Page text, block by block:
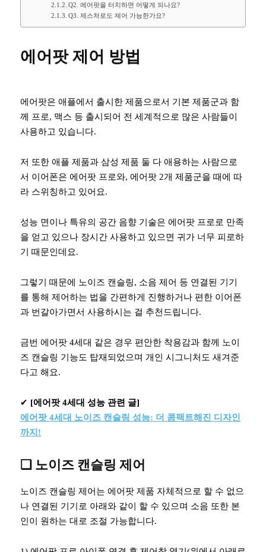
Q2. 에어팟을 터치하면 어떻게 되나요?
Q3. 제스처로도 제어 가능한가요?
에어팟 제어 방법
에어팟은 애플에서 출시한 제품으로서 기본 제품군과 함
께 프로, 맥스 등 출시되어 전 세계적으로 많은 사람들이
사용하고 있습니다.
저 또한 애플 제품과 삼성 제품 둘 다 애용하는 사람으로
서 이어폰은 에어팟 프로와, 에어팟 2개 제품군을 때에 따
라 스위칭하고 있어요.
성능 면이나 특유의 공간 음향 기술은 에어팟 프로로 만족
을 얻고 있으나 장시간 사용하고 있으면 귀가 너무 피로하
기 때문인데요.
그렇기 때문에 노이즈 캔슬링, 소음 제어 등 연결된 기기
를 통해 제어하는 법을 간편하게 진행하거나 편한 이어폰
과 번갈아가면서 사용하시는 걸 추천드립니다.
금번 에어팟 4세대 같은 경우 편안한 착용감과 함께 노이
즈 캔슬링 기능도 탑재되었으며 개인 시그니처도 새겨준
다고 해요.
✔︎ [에어팟 4세대 성능 관련 글]
에어팟 4세대 노이즈 캔슬링 성능: 더 콤팩트해진 디자인
까지!
❏ 노이즈 캔슬링 제어
노이즈 캔슬링 제어는 에어팟 제품 자체적으로 할 수 없으
나 연결된 기기로 아래와 같이 할 수 있으며 소음 또한 본
인이 원하는 대로 조절 가능합니다.